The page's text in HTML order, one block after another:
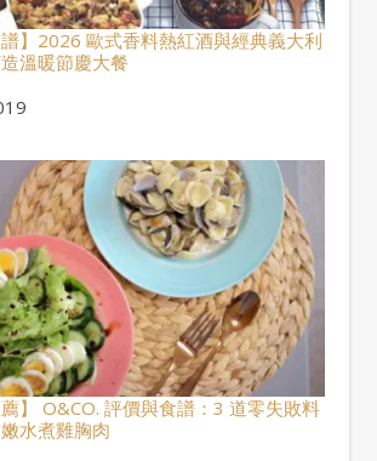
譜】2026 歐式香料熱紅酒與經典義大利
溫暖節慶大餐
薦】 O&CO. 評價與食譜：3 道零失敗料
水煮雞胸肉